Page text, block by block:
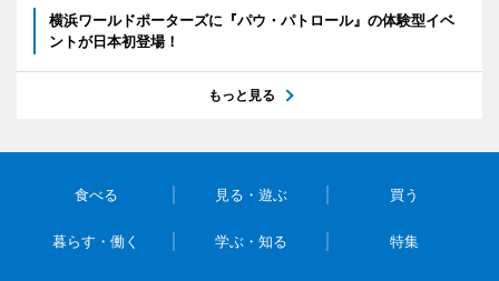
横浜ワールドポーターズに『パウ・パトロール』の体験型イベ
ントが日本初登場！
もっと見る
食べる 見る・遊ぶ 買う
暮らす・働く 学ぶ・知る 特集